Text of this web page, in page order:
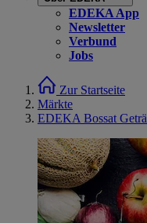
EDEKA App
Newsletter
Verbund
Jobs
Zur Startseite
Märkte
EDEKA Bossat